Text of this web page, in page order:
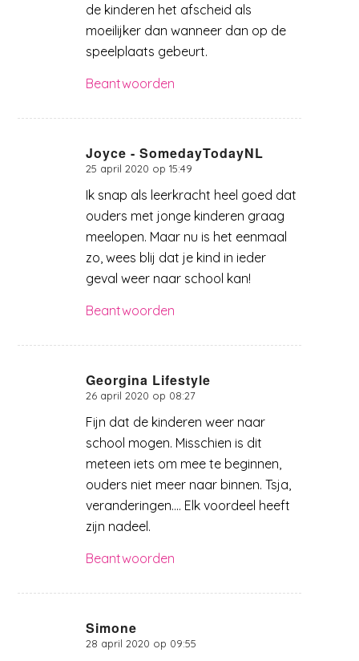
de kinderen het afscheid als
moeilijker dan wanneer dan op de
speelplaats gebeurt.
Beantwoorden
Joyce - SomedayTodayNL
zegt:
25 april 2020 op 15:49
Ik snap als leerkracht heel goed dat
ouders met jonge kinderen graag
meelopen. Maar nu is het eenmaal
zo, wees blij dat je kind in ieder
geval weer naar school kan!
Beantwoorden
Georgina Lifestyle
zegt:
26 april 2020 op 08:27
Fijn dat de kinderen weer naar
school mogen. Misschien is dit
meteen iets om mee te beginnen,
ouders niet meer naar binnen. Tsja,
veranderingen…. Elk voordeel heeft
zijn nadeel.
Beantwoorden
Simone
zegt:
28 april 2020 op 09:55